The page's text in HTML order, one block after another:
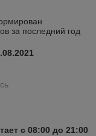
за последний год
с 08:00 до 21:00